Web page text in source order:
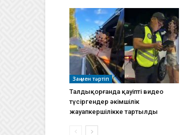
Заң мен тәртіп
Талдықорғанда қауіпті видео
түсіргендер әкімшілік
жауапкершілікке тартылды